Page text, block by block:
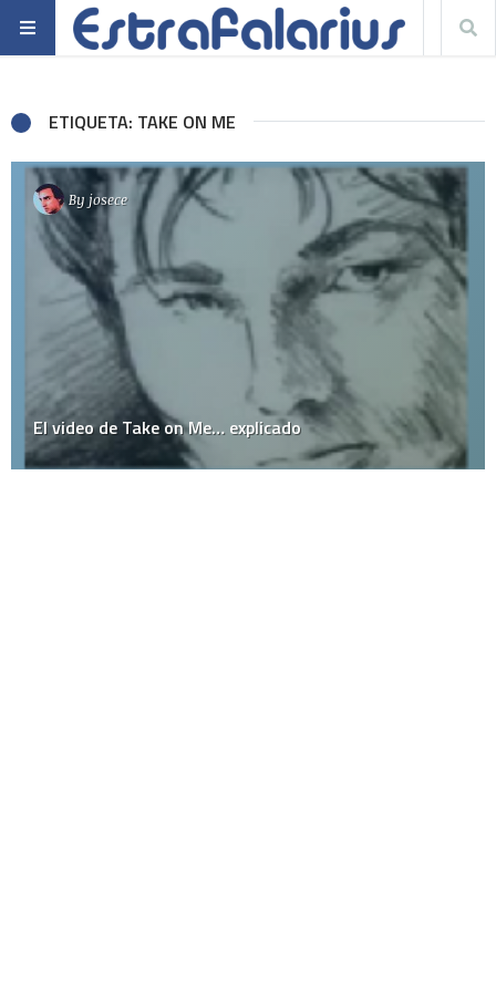
ETIQUETA: TAKE ON ME
By josece
El video de Take on Me… explicado